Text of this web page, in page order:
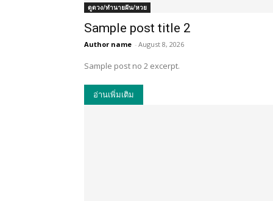
ดูดวง/ทำนายฝัน/หวย
Sample post title 2
Author name - August 8, 2026
Sample post no 2 excerpt.
อ่านเพิ่มเติม